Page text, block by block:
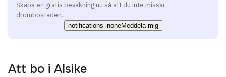
Skapa en gratis bevakning nu så att du inte missar
drömbostaden.
notifications_noneMeddela mig
Att bo i Alsike